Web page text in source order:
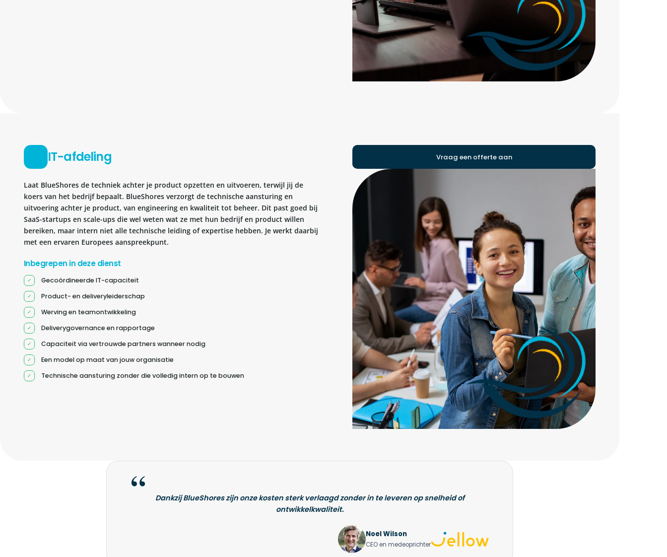
IT-afdeling
Laat BlueShores de techniek achter je product opzetten en uitvoeren, terwijl jij de
koers van het bedrijf bepaalt. BlueShores verzorgt de technische aansturing en
uitvoering achter je product, van engineering en kwaliteit tot beheer. Dit past goed bij
SaaS-startups en scale-ups die wel weten wat ze met hun bedrijf en product willen
bereiken, maar intern niet alle technische leiding of expertise hebben. Je werkt daarbij
met een ervaren Europees aanspreekpunt.
Inbegrepen in deze dienst
Gecoördineerde IT-capaciteit
Product- en deliveryleiderschap
Werving en teamontwikkeling
Deliverygovernance en rapportage
Capaciteit via vertrouwde partners wanneer nodig
Een model op maat van jouw organisatie
Technische aansturing zonder die volledig intern op te bouwen
Vraag een offerte aan
Dankzij BlueShores zijn onze kosten sterk verlaagd zonder in te leveren op snelheid of
ontwikkelkwaliteit.
Noel Wilson
CEO en medeoprichter